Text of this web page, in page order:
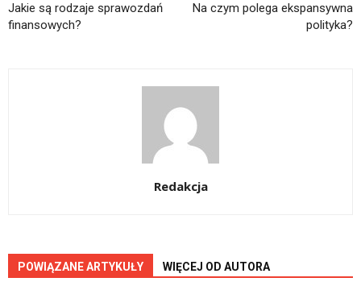
Jakie są rodzaje sprawozdań
finansowych?
Na czym polega ekspansywna
polityka?
Redakcja
POWIĄZANE ARTYKUŁY WIĘCEJ OD AUTORA